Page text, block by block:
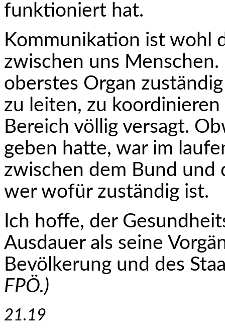
funktioniert hat.
Kommunikation ist wohl
zwischen uns
oberstes Organ
zu leiten, zu
Bereich völlig versagt.
geben hatte, war im
zwischen dem Bund und
wer wofür zuständig ist.
Ich hoffe, der
Ausdauer als seine
Bevölkerung und des
FPÖ.)
21.19